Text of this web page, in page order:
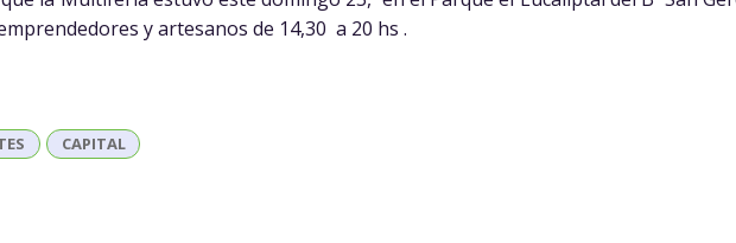
y artesanos de 14,30 a 20 hs .
CAPITAL